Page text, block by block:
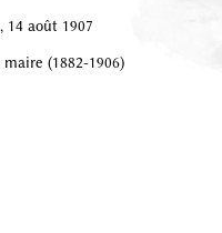
14 août 1907
(1882-1906)